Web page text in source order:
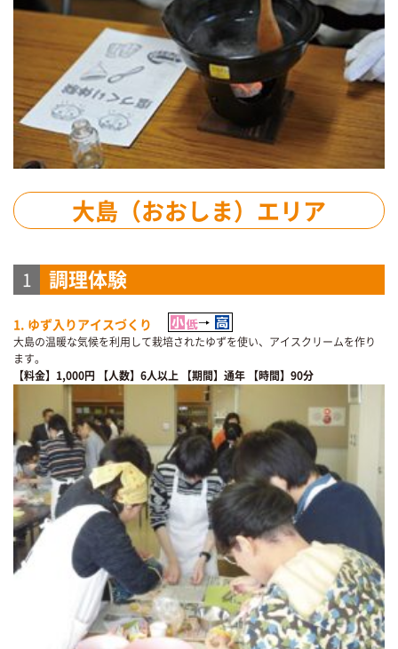
大島（おおしま）エリア
1 調理体験
1. ゆず入りアイスづくり
大島の温暖な気候を利用して栽培されたゆずを使い、アイスクリームを作り
ます。
【料金】1,000円
【人数】6人以上 【期間】通年 【時間】90分